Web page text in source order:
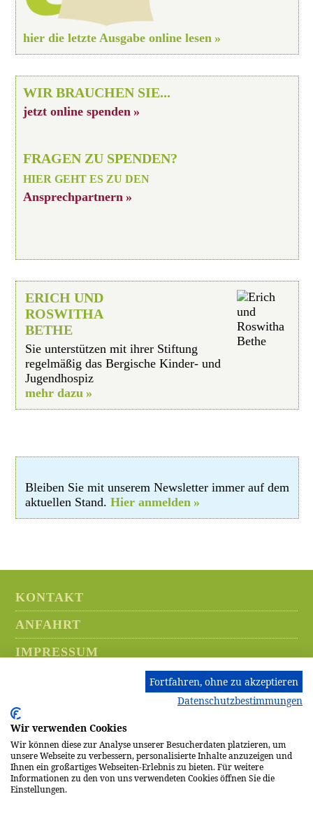
hier die letzte Ausgabe online lesen
WIR BRAUCHEN SIE...
jetzt online spenden
FRAGEN ZU SPENDEN?
HIER GEHT ES ZU DEN
Ansprechpartnern
ERICH UND
ROSWITHA
BETHE
Sie unterstützen mit ihrer Stiftung
regelmäßig das Bergische Kinder- und
Jugendhospiz
mehr dazu
Bleiben Sie mit unserem Newsletter immer auf dem
aktuellen Stand. Hier anmelden
KONTAKT
ANFAHRT
IMPRESSUM
HINWEISGEBERSYSTEM
AKTUELLES
HOSPIZ
STIFTUNG
Fortfahren, ohne zu akzeptieren
Datenschutzbestimmungen
Wir verwenden Cookies
Wir können diese zur Analyse unserer Besucherdaten platzieren, um
unsere Webseite zu verbessern, personalisierte Inhalte anzuzeigen und
Ihnen ein großartiges Webseiten-Erlebnis zu bieten. Für weitere
Informationen zu den von uns verwendeten Cookies öffnen Sie die
Einstellungen.